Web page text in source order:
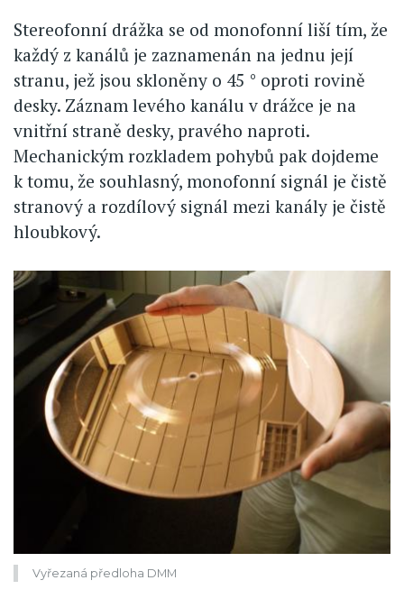
Stereofonní drážka se od monofonní liší tím, že
každý z kanálů je zaznamenán na jednu její
stranu, jež jsou skloněny o 45 ° oproti rovině
desky. Záznam levého kanálu v drážce je na
vnitřní straně desky, pravého naproti.
Mechanickým rozkladem pohybů pak dojdeme
k tomu, že souhlasný, monofonní signál je čistě
stranový a rozdílový signál mezi kanály je čistě
hloubkový.
Vyřezaná předloha DMM